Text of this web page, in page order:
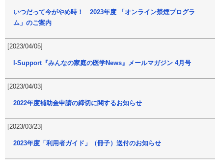
いつだって今がやめ時！ 2023年度 「オンライン禁煙プログラ
ム」のご案内
[2023/04/05]
I-Support『みんなの家庭の医学News』メールマガジン 4月号
[2023/04/03]
2022年度補助金申請の締切に関するお知らせ
[2023/03/23]
2023年度「利用者ガイド」（冊子）送付のお知らせ